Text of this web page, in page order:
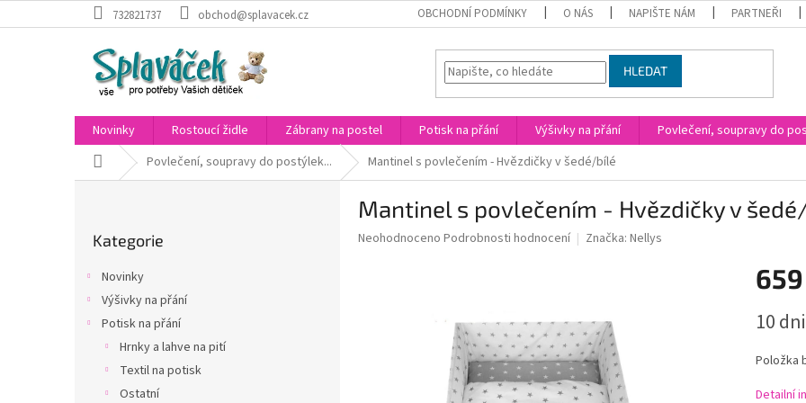
na
732821737 obchod@splavacek.cz OBCHODNÍ PODMÍNKY O NÁS NAPIŠTE NÁM PARTNEŘI
HLEDAT
Novinky Rostoucí židle Zábrany na postel Potisk na přání Výšivky na přání Povlečení, soupravy do
Domů Povlečení, soupravy do postýlek... Mantinel s povlečením - Hvězdičky v šedé/bílé
kategorie
Kategorie
Novinky
Výšivky na přání
Potisk na přání
Hrnky a lahve na pití
Textil na potisk
Ostatní
Mantinel s povlečením - Hvězdičky v
Průměrné
Neohodnoceno Podrobnosti hodnocení Značka: Nellys
cena:
10 dni
Položka
Detailní